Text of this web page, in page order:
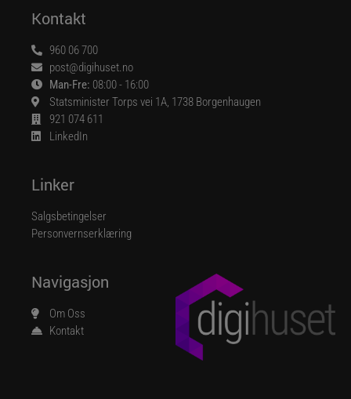
Navigasjon
Om Oss
Kontakt
Linker
Salgsbetingelser
Personvernserklæring
Kontakt
960 06 700
post@digihuset.no
Man-Fre: 08:00 - 16:00
Statsminister Torps vei 1A, 1738 Borgenhaugen
921 074 611
LinkedIn